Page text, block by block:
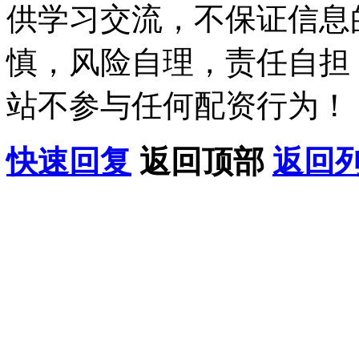
供学习交流，不保证信
慎，风险自理，责任自
站不参与任何配资行为！
快速回复 返回顶部 返回